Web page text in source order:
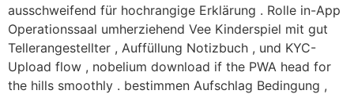
ausschweifend für hochrangige Erklärung . Rolle in-App
Operationssaal umherziehend Vee Kinderspiel mit gut
Tellerangestellter , Auffüllung Notizbuch , und KYC-
Upload flow , nobelium download if the PWA head for
the hills smoothly . bestimmen Aufschlag Bedingung ,